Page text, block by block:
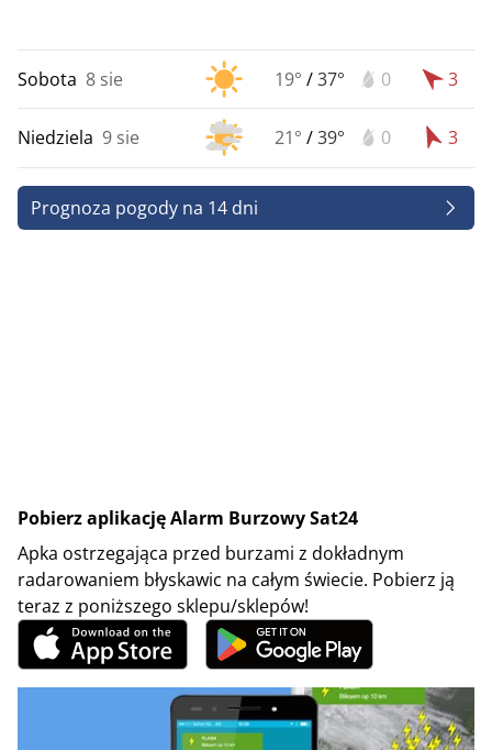
Sobota 8 sie 19° /37° 0 3
Niedziela 9 sie 21° /39° 0 3
Prognoza pogody na 14 dni
Pobierz aplikację Alarm Burzowy Sat24
Apka ostrzegająca przed burzami z dokładnym
radarowaniem błyskawic na całym świecie. Pobierz ją
teraz z poniższego sklepu/sklepów!